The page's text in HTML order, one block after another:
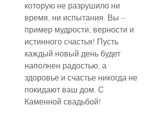
которую не разрушило ни
время, ни испытания. Вы –
пример мудрости, верности и
истинного счастья! Пусть
каждый новый день будет
наполнен радостью, а
здоровье и счастье никогда не
покидают ваш дом. С
Каменной свадьбой!